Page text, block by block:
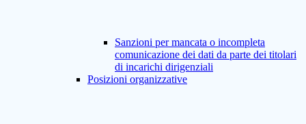
Sanzioni per mancata o incompleta
comunicazione dei dati da parte dei titolari
di incarichi dirigenziali
Posizioni organizzative